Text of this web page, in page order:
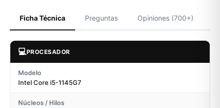
Ficha Técnica Preguntas Opiniones (700+)
💻PROCESADOR
Modelo
Intel Core i5-1145G7
Núcleos / Hilos